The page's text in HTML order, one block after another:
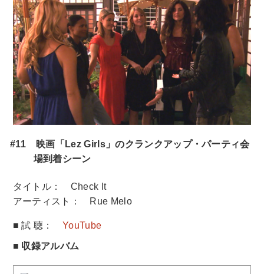
#11 映画「Lez Girls」のクランクアップ・パーティ会
場到着シーン
タイトル： Check It
アーティスト： Rue Melo
■ 試 聴：YouTube
■ 収録アルバム